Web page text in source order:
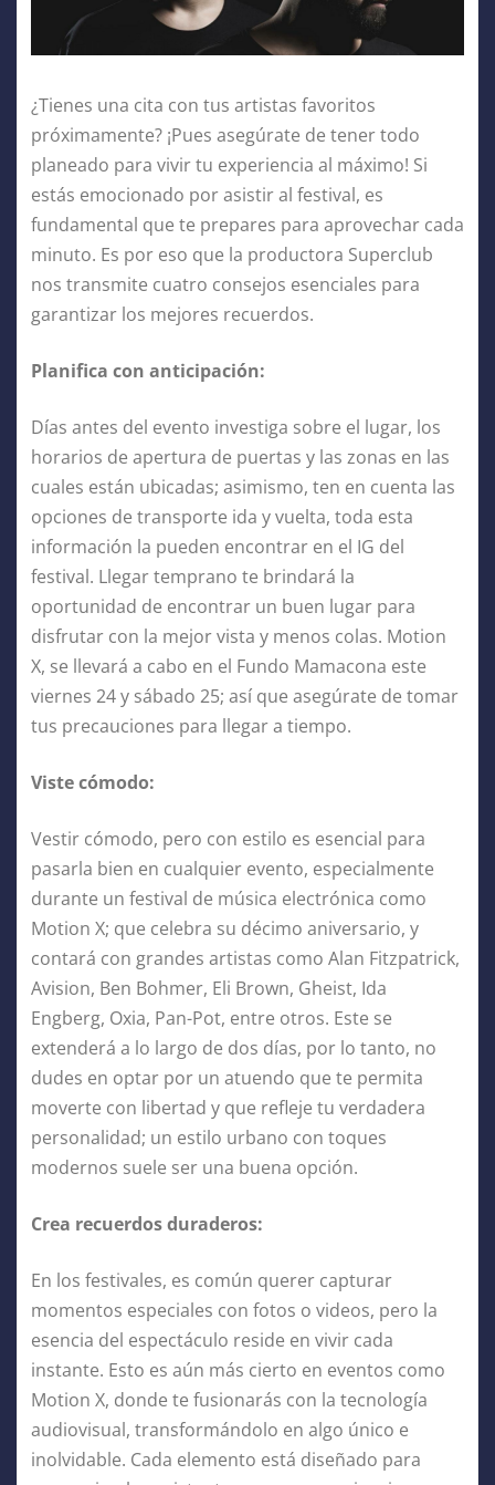
¿Tienes una cita con tus artistas favoritos
próximamente? ¡Pues asegúrate de tener todo
planeado para vivir tu experiencia al máximo! Si
estás emocionado por asistir al festival, es
fundamental que te prepares para aprovechar cada
minuto. Es por eso que la productora Superclub
nos transmite cuatro consejos esenciales para
garantizar los mejores recuerdos.
Planifica con anticipación:
Días antes del evento investiga sobre el lugar, los
horarios de apertura de puertas y las zonas en las
cuales están ubicadas; asimismo, ten en cuenta las
opciones de transporte ida y vuelta, toda esta
información la pueden encontrar en el IG del
festival. Llegar temprano te brindará la
oportunidad de encontrar un buen lugar para
disfrutar con la mejor vista y menos colas. Motion
X, se llevará a cabo en el Fundo Mamacona este
viernes 24 y sábado 25; así que asegúrate de tomar
tus precauciones para llegar a tiempo.
Viste cómodo:
Vestir cómodo, pero con estilo es esencial para
pasarla bien en cualquier evento, especialmente
durante un festival de música electrónica como
Motion X; que celebra su décimo aniversario, y
contará con grandes artistas como Alan Fitzpatrick,
Avision, Ben Bohmer, Eli Brown, Gheist, Ida
Engberg, Oxia, Pan-Pot, entre otros. Este se
extenderá a lo largo de dos días, por lo tanto, no
dudes en optar por un atuendo que te permita
moverte con libertad y que refleje tu verdadera
personalidad; un estilo urbano con toques
modernos suele ser una buena opción.
Crea recuerdos duraderos:
En los festivales, es común querer capturar
momentos especiales con fotos o videos, pero la
esencia del espectáculo reside en vivir cada
instante. Esto es aún más cierto en eventos como
Motion X, donde te fusionarás con la tecnología
audiovisual, transformándolo en algo único e
inolvidable. Cada elemento está diseñado para